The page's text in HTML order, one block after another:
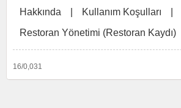
Hakkında Kullanım Koşulları
Restoran Yönetimi (Restoran Kaydı)
16/0,031